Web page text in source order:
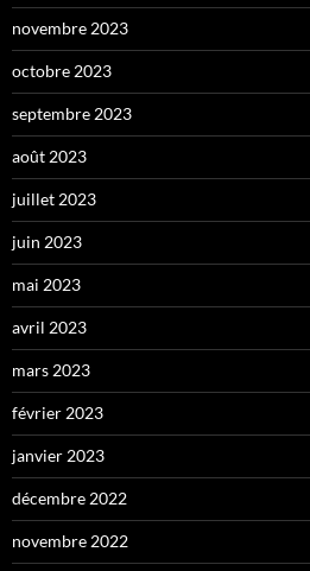
novembre 2023
octobre 2023
septembre 2023
août 2023
juillet 2023
juin 2023
mai 2023
avril 2023
mars 2023
février 2023
janvier 2023
décembre 2022
novembre 2022